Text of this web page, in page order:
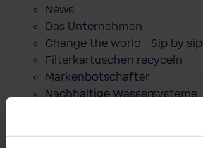
News
Das Unternehmen
Change the world - Sip by sip
Filterkartuschen recyceln
Markenbotschafter
Nachhaltige Wassersysteme